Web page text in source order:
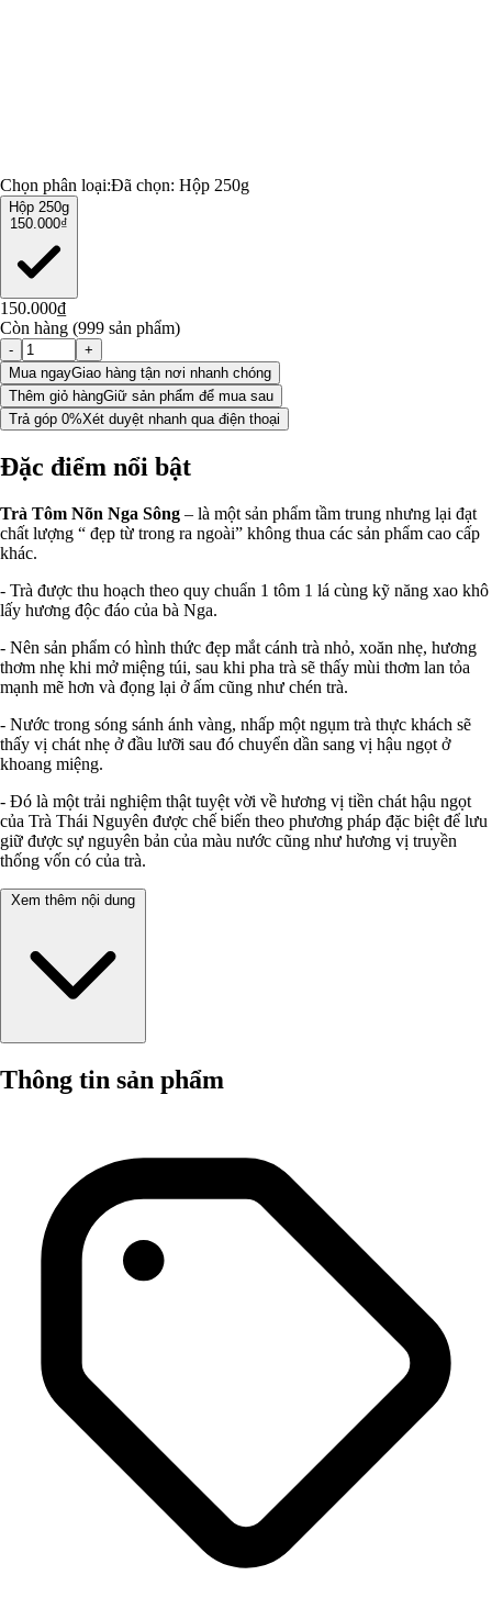
Chọn phân loại:Đã chọn: Hộp 250g
Hộp 250g
150.000₫
150.000₫
Còn hàng (999 sản phẩm)
-
+
Mua ngayGiao hàng tận nơi nhanh chóng
Thêm giỏ hàngGiữ sản phẩm để mua sau
Trả góp 0%Xét duyệt nhanh qua điện thoại
Đặc điểm nổi bật
Trà Tôm Nõn Nga Sông – là một sản phẩm tầm trung nhưng lại đạt
chất lượng “ đẹp từ trong ra ngoài” không thua các sản phẩm cao cấp
khác.
- Trà được thu hoạch theo quy chuẩn 1 tôm 1 lá cùng kỹ năng xao khô
lấy hương độc đáo của bà Nga.
- Nên sản phẩm có hình thức đẹp mắt cánh trà nhỏ, xoăn nhẹ, hương
thơm nhẹ khi mở miệng túi, sau khi pha trà sẽ thấy mùi thơm lan tỏa
mạnh mẽ hơn và đọng lại ở ấm cũng như chén trà.
- Nước trong sóng sánh ánh vàng, nhấp một ngụm trà thực khách sẽ
thấy vị chát nhẹ ở đầu lưỡi sau đó chuyển dần sang vị hậu ngọt ở
khoang miệng.
- Đó là một trải nghiệm thật tuyệt vời về hương vị tiền chát hậu ngọt
của Trà Thái Nguyên được chế biến theo phương pháp đặc biệt để lưu
giữ được sự nguyên bản của màu nước cũng như hương vị truyền
thống vốn có của trà.
Xem thêm nội dung
Thông tin sản phẩm